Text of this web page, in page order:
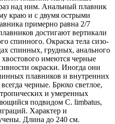
над ним. Анальный плавник
краю и с двумя острыми
примерно равна 2/7
достигают вертикали
спинного. Окраска тела сизо-
спинных, грудных, анального
имеются черные
окраски. Иногда они
плавников и внутренних
черные. Брюхо светлое,
и умеренных
подвидом С. limbatus,
Характер и
Длина до 240 см.